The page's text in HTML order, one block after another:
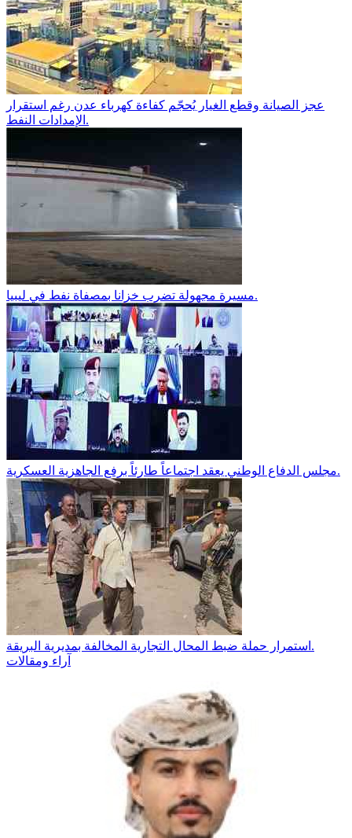
عجز الصيانة وقطع الغيار يُحجّم كفاءة كهرباء عدن رغم استقرار
الإمدادات النفط.
مسيرة مجهولة تضرب خزانا بمصفاة نفط في ليبيا.
مجلس الدفاع الوطني يعقد اجتماعاً طارئاً برفع الجاهزية العسكرية.
استمرار حملة ضبط المحال التجارية المخالفة بمديرية البريقة.
آراء ومقالات